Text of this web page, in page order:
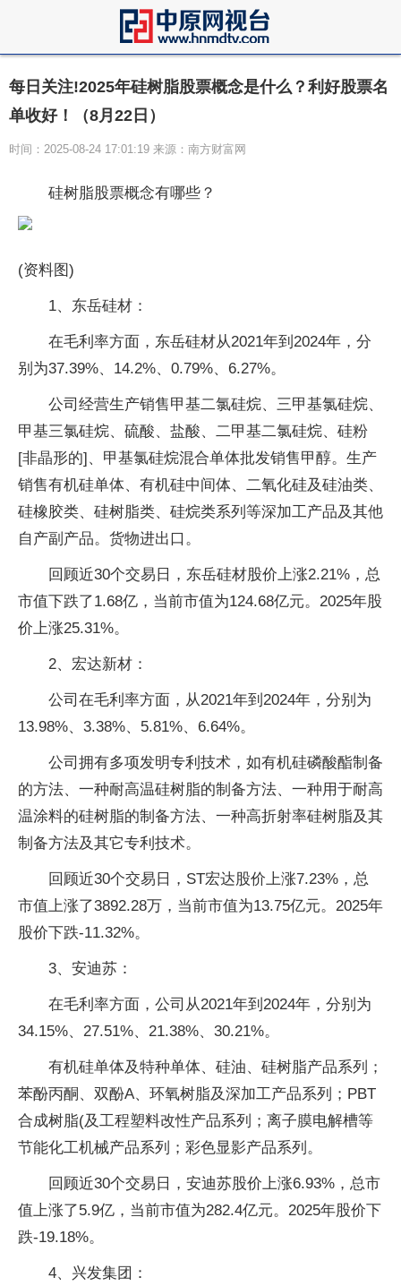
每日关注!2025年硅树脂股票概念是什么？利好股票名
单收好！（8月22日）
时间：2025-08-24 17:01:19 来源：南方财富网
硅树脂股票概念有哪些？
(资料图)
1、东岳硅材：
在毛利率方面，东岳硅材从2021年到2024年，分
别为37.39%、14.2%、0.79%、6.27%。
公司经营生产销售甲基二氯硅烷、三甲基氯硅烷、
甲基三氯硅烷、硫酸、盐酸、二甲基二氯硅烷、硅粉
[非晶形的]、甲基氯硅烷混合单体批发销售甲醇。生产
销售有机硅单体、有机硅中间体、二氧化硅及硅油类、
硅橡胶类、硅树脂类、硅烷类系列等深加工产品及其他
自产副产品。货物进出口。
回顾近30个交易日，东岳硅材股价上涨2.21%，总
市值下跌了1.68亿，当前市值为124.68亿元。2025年股
价上涨25.31%。
2、宏达新材：
公司在毛利率方面，从2021年到2024年，分别为
13.98%、3.38%、5.81%、6.64%。
公司拥有多项发明专利技术，如有机硅磷酸酯制备
的方法、一种耐高温硅树脂的制备方法、一种用于耐高
温涂料的硅树脂的制备方法、一种高折射率硅树脂及其
制备方法及其它专利技术。
回顾近30个交易日，ST宏达股价上涨7.23%，总
市值上涨了3892.28万，当前市值为13.75亿元。2025年
股价下跌-11.32%。
3、安迪苏：
在毛利率方面，公司从2021年到2024年，分别为
34.15%、27.51%、21.38%、30.21%。
有机硅单体及特种单体、硅油、硅树脂产品系列；
苯酚丙酮、双酚A、环氧树脂及深加工产品系列；PBT
合成树脂(及工程塑料改性产品系列；离子膜电解槽等
节能化工机械产品系列；彩色显影产品系列。
回顾近30个交易日，安迪苏股价上涨6.93%，总市
值上涨了5.9亿，当前市值为282.4亿元。2025年股价下
跌-19.18%。
4、兴发集团：